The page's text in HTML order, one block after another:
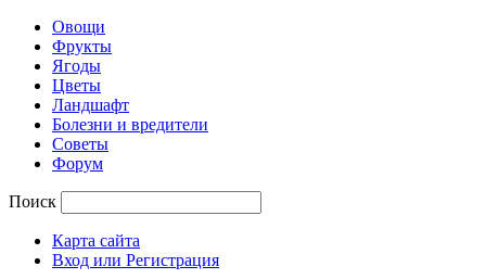
Овощи
Фрукты
Ягоды
Цветы
Ландшафт
Болезни и вредители
Советы
Форум
Поиск
Карта сайта
Вход или Регистрация